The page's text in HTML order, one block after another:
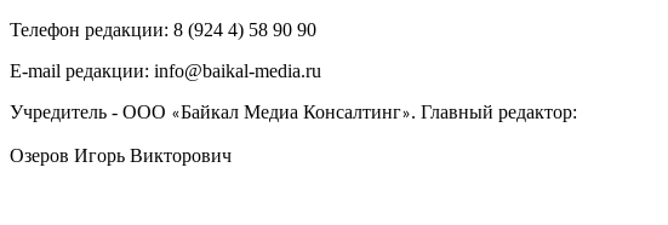
Телефон редакции: ‎‎8 (924 4) 58 90 90
E-mail редакции: info@baikal-media.ru
Учредитель - ООО «Байкал Медиа Консалтинг». Главный редактор:
Озеров Игорь Викторович